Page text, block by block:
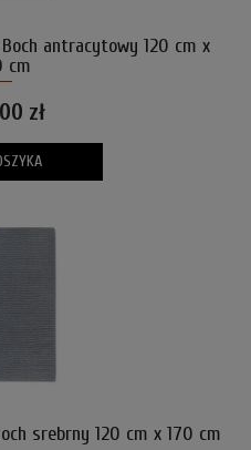
antracytowy 120 cm x
cm
zł
srebrny 120 cm x 170 cm